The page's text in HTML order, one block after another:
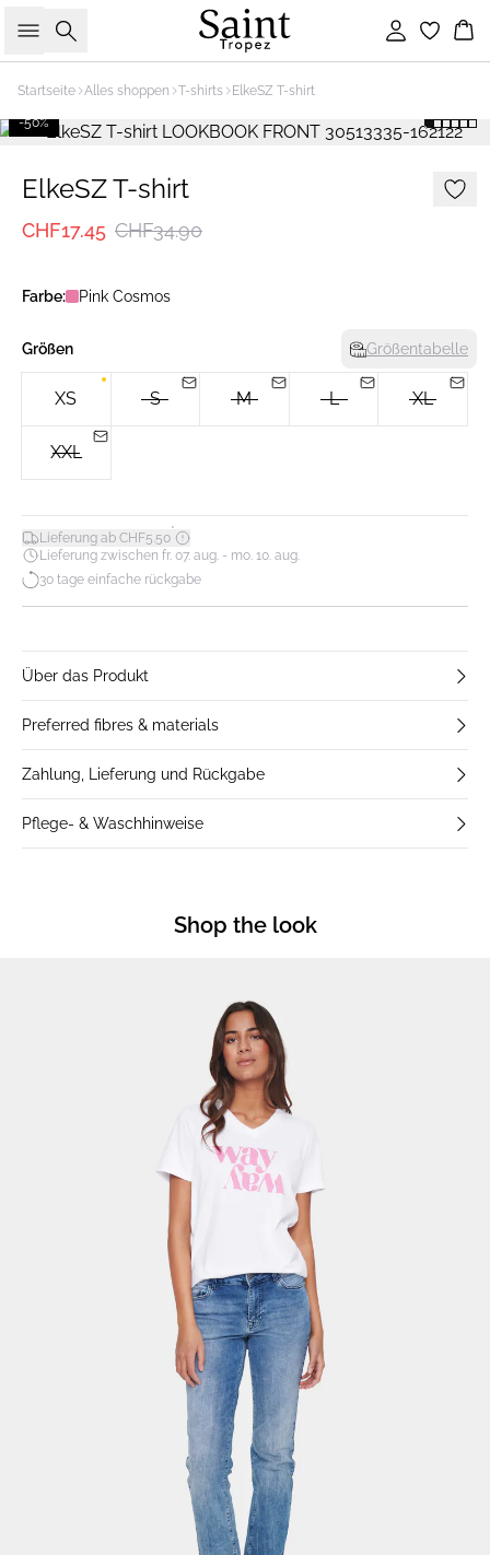
Suche Einloggen
Startseite Alles shoppen T-shirts ElkeSZ T-shirt
-50%
ElkeSZ T-shirt
CHF17.45 CHF34.90
Farbe: Pink Cosmos
Größen Größentabelle
XS S M L XL
XXL
Lieferung ab CHF5.50*
Lieferung zwischen fr. 07. aug. - mo. 10. aug.
30 tage einfache rückgabe
Über das Produkt
Preferred fibres & materials
Zahlung, Lieferung und Rückgabe
Pflege- & Waschhinweise
Shop the look